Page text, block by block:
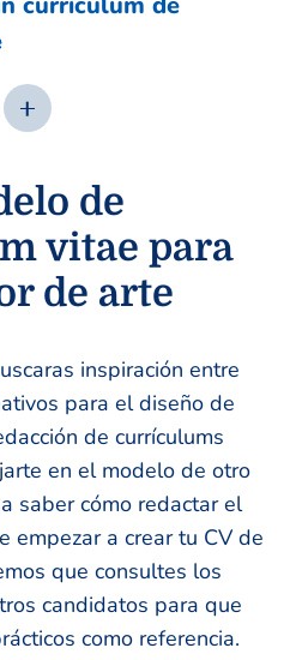
de
vitae para
de arte
inspiración entre
para el diseño de
de currículums
en el modelo de otro
saber cómo redactar el
empezar a crear tu CV de
que consultes los
candidatos para que
como referencia.